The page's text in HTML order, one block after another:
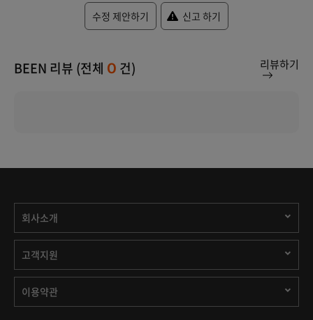
수정 제안하기 신고 하기
BEEN 리뷰 (전체 0 건) 리뷰하기
회사소개
고객지원
이용약관